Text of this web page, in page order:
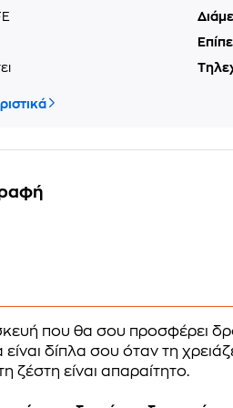
που θα σου προσφέρει
δίπλα σου όταν τη
ζέστη είναι απαραίτητο.